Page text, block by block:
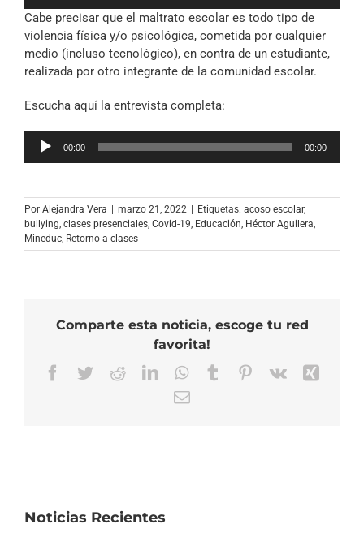
audio
Cabe precisar que el maltrato escolar es todo tipo de
violencia física y/o psicológica, cometida por cualquier
medio (incluso tecnológico), en contra de un estudiante,
realizada por otro integrante de la comunidad escolar.
Escucha aquí la entrevista completa:
Reproductor
00:00 00:00
Por Alejandra Vera marzo 21, 2022 Etiquetas: acoso escolar,
bullying, clases presenciales, Covid-19, Educación, Héctor Aguilera,
Mineduc, Retorno a clases
Comparte esta noticia, escoge tu red
favorita!
Facebook
TwitterRedditLinkedInWhatsApp
TumblrPinterest
Vk
Correo
Noticias Recientes